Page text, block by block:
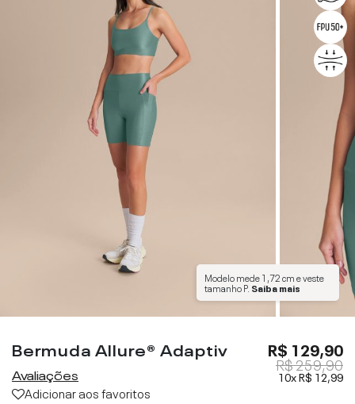
Modelo mede1,72 cme veste
tamanhoP. Saiba mais
Bermuda Allure® Adaptiv
Avaliações
Adicionar aos favoritos
R$ 129,90
R$ 259,90
10xR$ 12,99